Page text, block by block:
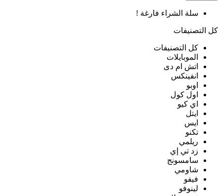
سلة الشراء فارغة !
كل التصنيفات
كل التصنيفات
الموبايلات
اتش ام دى
انفينكس
اوبو
اول كول
اي كيو
ايتل
ايس
تكنو
ريلمي
زد تي إي
سامسونج
شاومي
فيفو
لينوفو